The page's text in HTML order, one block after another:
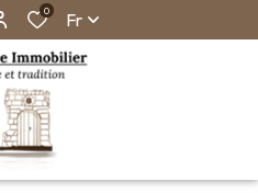
0 Fr